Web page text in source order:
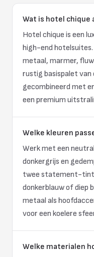
Wat is hotel chique
Hotel chique is een
high-end
metaal, marmer,
rustig basispalet
gecombineerd met
een premium
Welke kleuren
Werk met een
donkergrijs en
twee statement-
donkerblauw of diep
metaal als
voor een koelere
Welke materialen